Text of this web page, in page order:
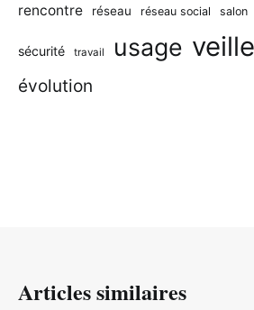
rencontre réseau réseau social salon
sécurité travail usage veille
évolution
Articles similaires